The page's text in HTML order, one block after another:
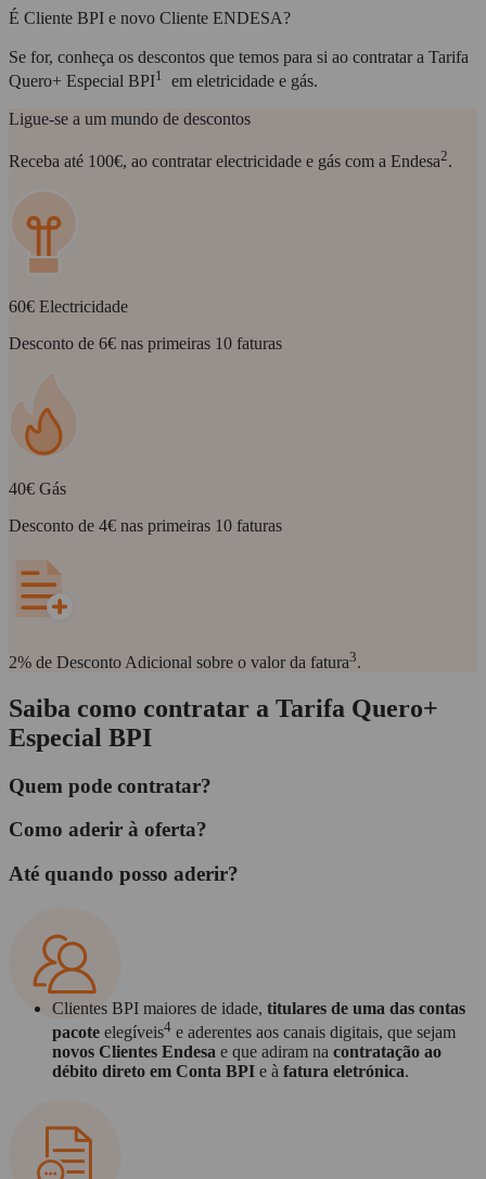
É Cliente BPI e novo Cliente ENDESA?
Se for, conheça os descontos que temos para si ao contratar a Tarifa
Quero+ Especial BPI1 em eletricidade e gás.
Ligue-se a um mundo de descontos
Receba até 100€, ao contratar electricidade e gás com a Endesa2.
60€ Electricidade
Desconto de 6€ nas primeiras 10 faturas
40€ Gás
Desconto de 4€ nas primeiras 10 faturas
2% de Desconto Adicional sobre o valor da fatura3.
Saiba como contratar a Tarifa Quero+
Especial BPI
Quem pode contratar?
Como aderir à oferta?
Até quando posso aderir?
Clientes BPI maiores de idade, titulares de uma das contas
pacote elegíveis4 e aderentes aos canais digitais, que sejam
novos Clientes Endesa e que adiram na contratação ao
débito direto em Conta BPI e à fatura eletrónica.